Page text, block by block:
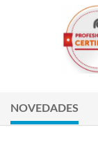
NOVEDADES